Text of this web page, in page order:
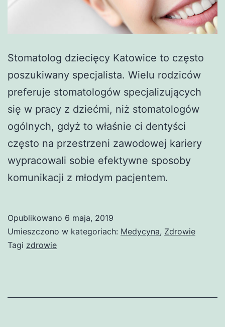
Stomatolog dziecięcy Katowice to często
poszukiwany specjalista. Wielu rodziców
preferuje stomatologów specjalizujących
się w pracy z dziećmi, niż stomatologów
ogólnych, gdyż to właśnie ci dentyści
często na przestrzeni zawodowej kariery
wypracowali sobie efektywne sposoby
komunikacji z młodym pacjentem.
Opublikowano 6 maja, 2019
Umieszczono w kategoriach: Medycyna, Zdrowie
Tagi zdrowie